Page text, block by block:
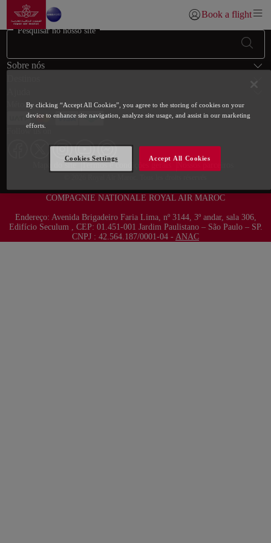
Skip to Main Content
Ir para a página inicial
Iniciar sessão |
Book a flight
Rodapé Mapa do sítio
Pesquisar no nosso site
Sobre nós
Métodos de pagamento
Web map links
$Title.getData()
Mapa do site Termos e condições gerais
COMPAGNIE NATIONALE ROYAL AIR MAROC
Endereço: Avenida Brigadeiro Faria Lima, nº 3144, 3º andar, sala 306,
Edifício Seculum , CEP: 01.451-001 Jardim Paulistano – São Paulo – SP.
CNPJ : 42.564.187/0001-04 - ANAC
By clicking “Accept All Cookies”, you agree to the storing of cookies on your
device to enhance site navigation, analyze site usage, and assist in our marketing
efforts.
Accept All Cookies
Cookies Settings